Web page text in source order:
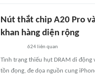
Nút thắt chip A20 Pro
khan hàng diện rộng
624 liên quan
Tình trạng thiếu hụt DRAM di động
tồn đọng, đe dọa nguồn cung